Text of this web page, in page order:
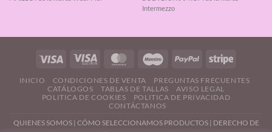
Intermezzo
INICIO CONDICIONES DE VENTA
PREGUNTAS FRECUENTES
CATÁLOGOS
TABLAS DE TALLAS
AVISO LEGAL
POLITICA DE COOKIES
POLITICA DE PRIVACIDAD
CONTÁCTANOS
QUIENES SOMOS| CÓMO SELECCIONAMOS PRODUCTOS| DERECHO DE